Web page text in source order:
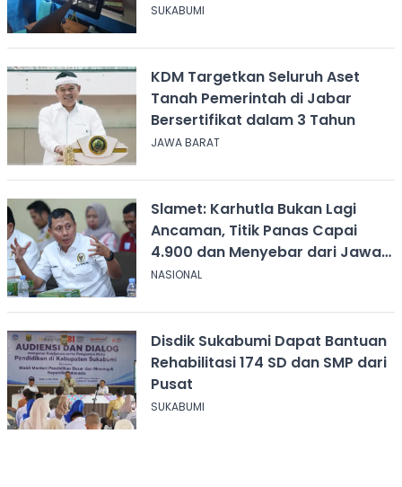
SUKABUMI
KDM Targetkan Seluruh Aset
Tanah Pemerintah di Jabar
Bersertifikat dalam 3 Tahun
JAWA BARAT
Slamet: Karhutla Bukan Lagi
Ancaman, Titik Panas Capai
4.900 dan Menyebar dari Jawa
hingga Papua
NASIONAL
Disdik Sukabumi Dapat Bantuan
Rehabilitasi 174 SD dan SMP dari
Pusat
SUKABUMI